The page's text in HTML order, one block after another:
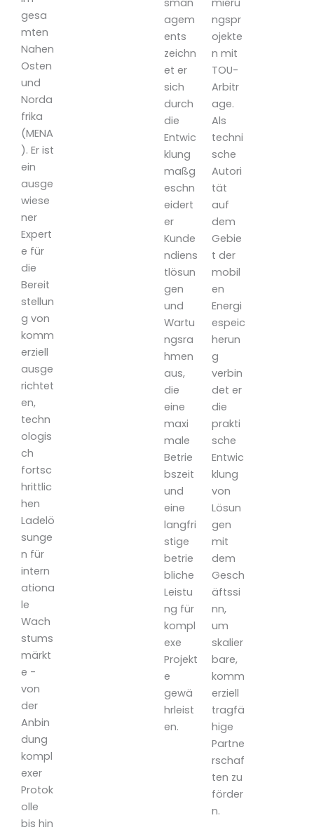
gesa
mten
Nahen
Osten
und
Norda
frika
(MENA
). Er ist
ein
ausge
wiese
ner
Expert
e für
die
Bereit
stellun
g von
komm
erziell
ausge
richtet
en,
techn
ologis
ch
fortsc
hrittlic
hen
Ladelö
sunge
n für
intern
ationa
le
Wach
stums
märkt
e -
von
der
Anbin
dung
kompl
exer
Protok
olle
bis hin
sman
agem
ents
zeichn
et er
sich
durch
die
Entwic
klung
maßg
eschn
eidert
er
Kunde
ndiens
tlösun
gen
und
Wartu
ngsra
hmen
aus,
die
eine
maxi
male
Betrie
bszeit
und
eine
langfri
stige
betrie
bliche
Leistu
ng für
kompl
exe
Projekt
e
gewä
hrleist
en.
mieru
ngspr
ojekte
n mit
TOU-
Arbitr
age.
Als
techni
sche
Autori
tät
auf
dem
Gebie
t der
mobil
en
Energi
espeic
herun
g
verbin
det er
die
prakti
sche
Entwic
klung
von
Lösun
gen
mit
dem
Gesch
äftssi
nn,
um
skalier
bare,
komm
erziell
tragfä
hige
Partne
rschaf
ten zu
förder
n.